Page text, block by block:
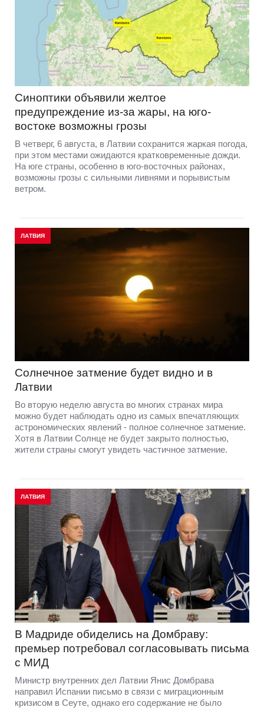
Синоптики объявили желтое
предупреждение из-за жары, на юго-
востоке возможны грозы
В четверг, 6 августа, в Латвии сохранится жаркая погода,
при этом местами ожидаются кратковременные дожди.
На юге страны, особенно в юго-восточных районах,
возможны грозы с сильными ливнями и порывистым
ветром.
ЛАТВИЯ
Солнечное затмение будет видно и в
Латвии
Во вторую неделю августа во многих странах мира
можно будет наблюдать одно из самых впечатляющих
астрономических явлений - полное солнечное затмение.
Хотя в Латвии Солнце не будет закрыто полностью,
жители страны смогут увидеть частичное затмение.
ЛАТВИЯ
В Мадриде обиделись на Домбраву:
премьер потребовал согласовывать письма
с МИД
Министр внутренних дел Латвии Янис Домбрава
направил Испании письмо в связи с миграционным
кризисом в Сеуте, однако его содержание не было